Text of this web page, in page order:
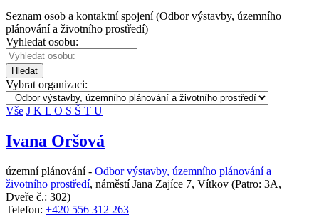
Seznam osob a kontaktní spojení (Odbor výstavby, územního
plánování a životního prostředí)
Vyhledat osobu:
Hledat
Vybrat organizaci:
Vše J K L O S Š T U
Ivana Oršová
územní plánování - Odbor výstavby, územního plánování a
životního prostředí, náměstí Jana Zajíce 7, Vítkov (Patro: 3A,
Dveře č.: 302)
Telefon: +420 556 312 263